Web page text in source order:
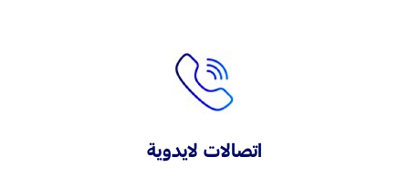
اتصالات لايدوية